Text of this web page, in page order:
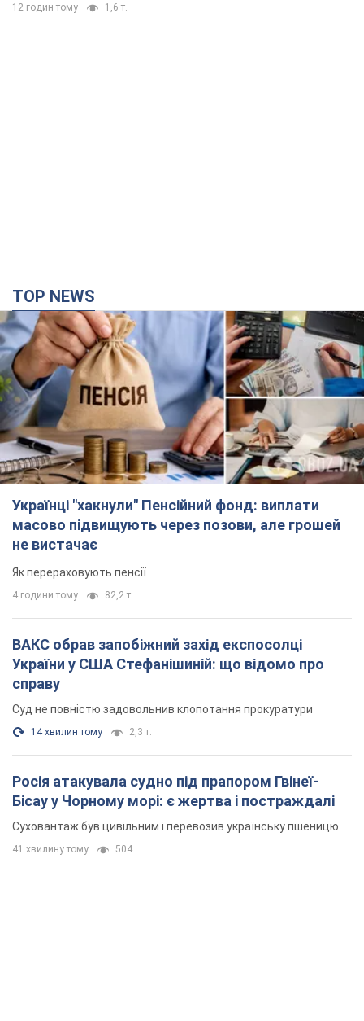
12 годин тому 1,6 т.
TOP NEWS
Українці "хакнули" Пенсійний фонд: виплати
масово підвищують через позови, але грошей
не вистачає
Як перераховують пенсії
4 години тому 82,2 т.
ВАКС обрав запобіжний захід експосолці
України у США Стефанішиній: що відомо про
справу
Суд не повністю задовольнив клопотання прокуратури
14 хвилин тому 2,3 т.
Росія атакувала судно під прапором Гвінеї-
Бісау у Чорному морі: є жертва і постраждалі
Суховантаж був цивільним і перевозив українську пшеницю
41 хвилину тому 504